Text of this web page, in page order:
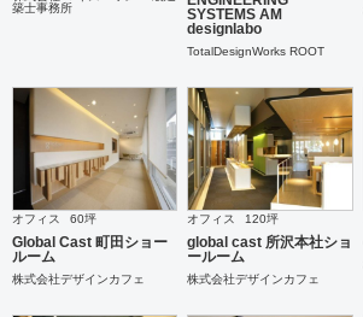
築士事務所
SYSTEMS AM
designlabo
TotalDesignWorks ROOT
オフィス 60坪
Global Cast 町田ショー
ルーム
株式会社デザインカフェ
オフィス 120坪
global cast 所沢本社ショ
ールーム
株式会社デザインカフェ